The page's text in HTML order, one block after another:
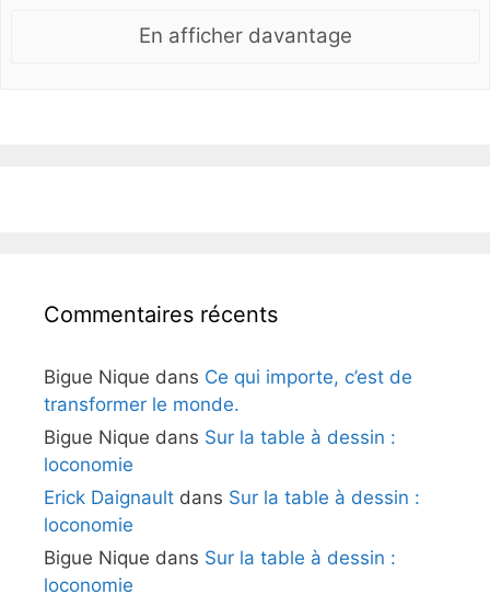
En afficher davantage
Commentaires récents
Bigue Nique dans Ce qui importe, c’est de
transformer le monde.
Bigue Nique dans Sur la table à dessin :
loconomie
Erick Daignault dans Sur la table à dessin :
loconomie
Bigue Nique dans Sur la table à dessin :
loconomie